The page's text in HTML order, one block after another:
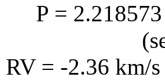
P =
RV = -2.36 km/